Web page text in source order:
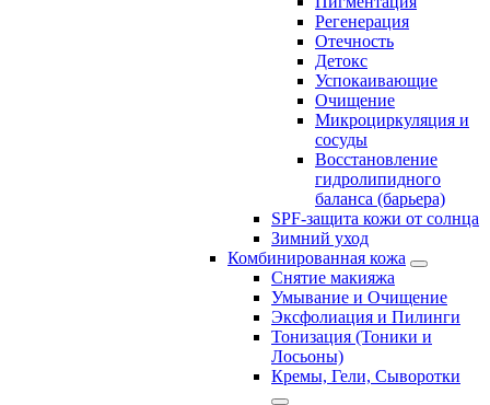
Регенерация
Отечность
Детокс
Успокаивающие
Очищение
Микроциркуляция и
сосуды
Восстановление
гидролипидного
баланса (барьера)
SPF-защита кожи от солнца
Зимний уход
Комбинированная кожа
Снятие макияжа
Умывание и Очищение
Эксфолиация и Пилинги
Тонизация (Тоники и
Лосьоны)
Кремы, Гели, Сыворотки